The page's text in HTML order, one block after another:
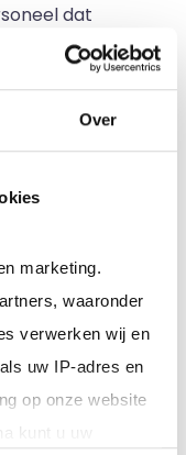
Over
marketing.
waaronder
verwerken wij en
uw IP-adres en
op onze website
kunt u uw
dat
als interim
de slag te
gevuld
en
een